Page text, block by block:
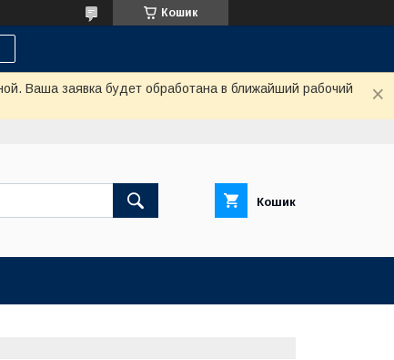
Кошик
Ваша заявка будет обработана в ближайший рабочий
Кошик